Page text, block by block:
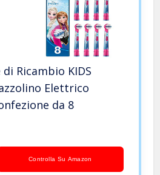
Ricambio KIDS
Elettrico
da 8
Controlla Su Amazon